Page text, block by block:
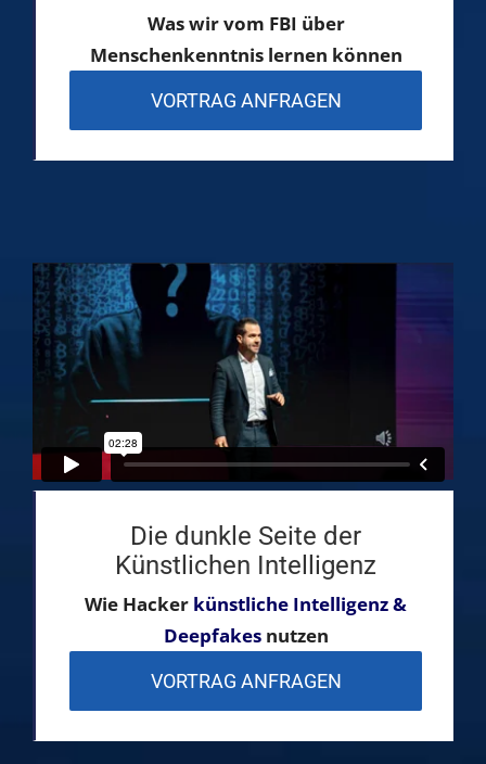
Was wir vom FBI über
Menschenkenntnis lernen können
VORTRAG ANFRAGEN
Die dunkle Seite der
Künstlichen Intelligenz
Wie Hacker künstliche Intelligenz &
Deepfakesnutzen
VORTRAG ANFRAGEN